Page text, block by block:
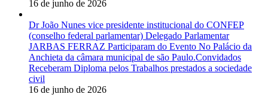
16 de junho de 2026
Dr João Nunes vice presidente institucional do CONFEP
(conselho federal parlamentar) Delegado Parlamentar
JARBAS FERRAZ Participaram do Evento No Palácio da
Anchieta da câmara municipal de são Paulo.Convidados
Receberam Diploma pelos Trabalhos prestados a sociedade
civil
16 de junho de 2026